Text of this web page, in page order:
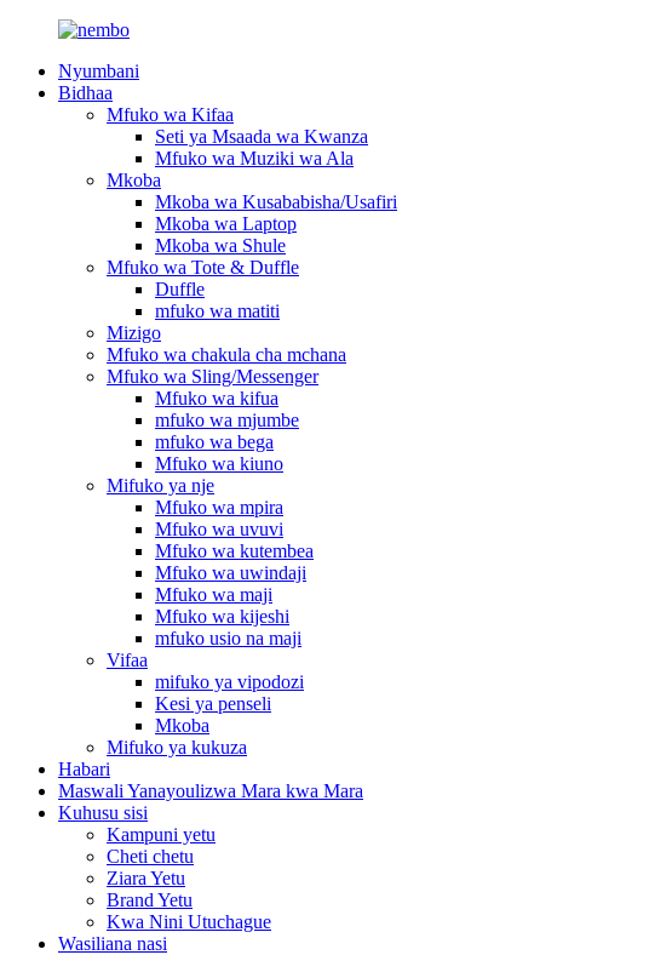
Nyumbani
Bidhaa
Mfuko wa Kifaa
Seti ya Msaada wa Kwanza
Mfuko wa Muziki wa Ala
Mkoba
Mkoba wa Kusababisha/Usafiri
Mkoba wa Laptop
Mkoba wa Shule
Mfuko wa Tote & Duffle
Duffle
mfuko wa matiti
Mizigo
Mfuko wa chakula cha mchana
Mfuko wa Sling/Messenger
Mfuko wa kifua
mfuko wa mjumbe
mfuko wa bega
Mfuko wa kiuno
Mifuko ya nje
Mfuko wa mpira
Mfuko wa uvuvi
Mfuko wa kutembea
Mfuko wa uwindaji
Mfuko wa maji
Mfuko wa kijeshi
mfuko usio na maji
Vifaa
mifuko ya vipodozi
Kesi ya penseli
Mkoba
Mifuko ya kukuza
Habari
Maswali Yanayoulizwa Mara kwa Mara
Kuhusu sisi
Kampuni yetu
Cheti chetu
Ziara Yetu
Brand Yetu
Kwa Nini Utuchague
Wasiliana nasi